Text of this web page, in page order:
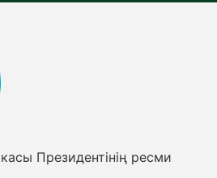
Президентінің ресми